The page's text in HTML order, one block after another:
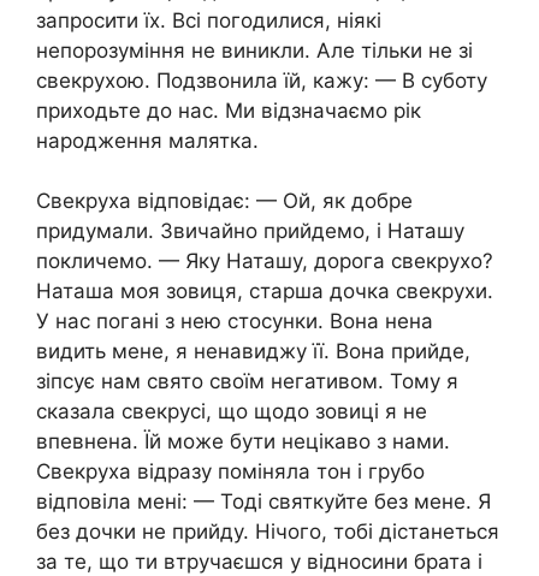
запросити їх. Всі погодилися, ніякі
непорозуміння не виникли. Але тільки не зі
свекрухою. Подзвонила їй, кажу: — В суботу
приходьте до нас. Ми відзначаємо рік
народження малятка.
Свекруха відповідає: — Ой, як добре
придумали. Звичайно прийдемо, і Наташу
покличемо. — Яку Наташу, дорога свекрухо?
Наташа моя зовиця, старша дочка свекрухи.
У нас погані з нею стосунки. Вона нена
видить мене, я ненавиджу її. Вона прийде,
зіпсує нам свято своїм негативом. Тому я
сказала свекрусі, що щодо зовиці я не
впевнена. Їй може бути нецікаво з нами.
Свекруха відразу поміняла тон і грубо
відповіла мені: — Тоді святкуйте без мене. Я
без дочки не прийду. Нічого, тобі дістанеться
за те, що ти втручаєшся у відносини брата і